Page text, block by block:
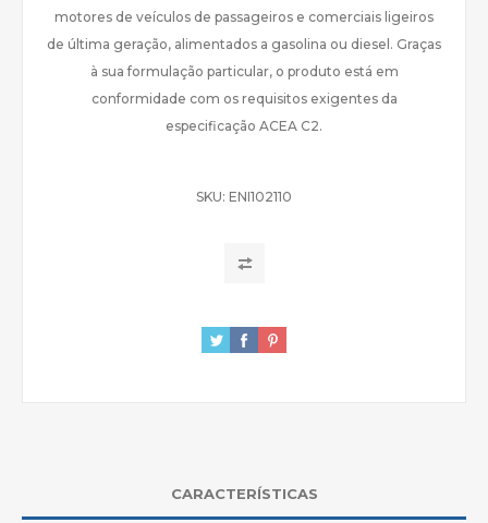
motores de veículos de passageiros e comerciais ligeiros
de última geração, alimentados a gasolina ou diesel. Graças
à sua formulação particular, o produto está em
conformidade com os requisitos exigentes da
especificação ACEA C2.
SKU: ENI102110
CARACTERÍSTICAS